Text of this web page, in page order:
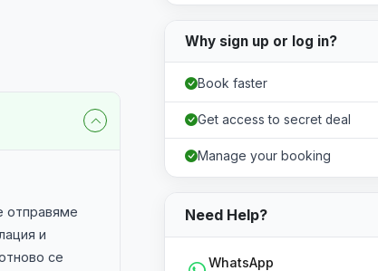
отправяме
и
се
Why sign up or log in?
Book faster
Get access to secret deal
Manage your booking
Need Help?
WhatsApp